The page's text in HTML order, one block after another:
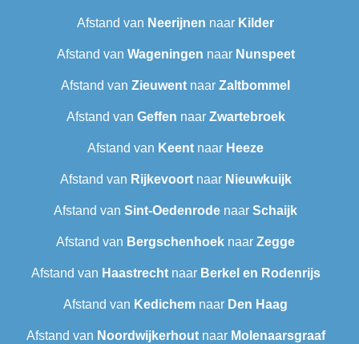
Afstand van Neerijnen naar Kilder
Afstand van Wageningen naar Nunspeet
Afstand van Zieuwent naar Zaltbommel
Afstand van Geffen naar Zwartebroek
Afstand van Keent naar Heeze
Afstand van Rijkevoortnaar Nieuwkuijk
Afstand van Sint-Oedenrode naar Schaijk
Afstand van Bergschenhoek naar Zegge
Afstand van Haastrechtnaar Berkel en Rodenrijs
Afstand van Kedichem naar Den Haag
Afstand van Noordwijkerhoutnaar Molenaarsgraaf